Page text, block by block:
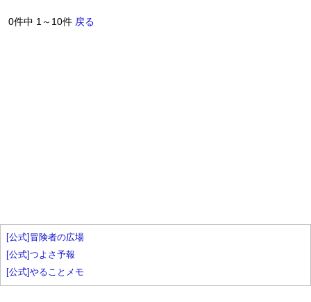
0件中 1～10件 戻る
[公式]冒険者の広場
[公式]つよさ予報
[公式]やることメモ